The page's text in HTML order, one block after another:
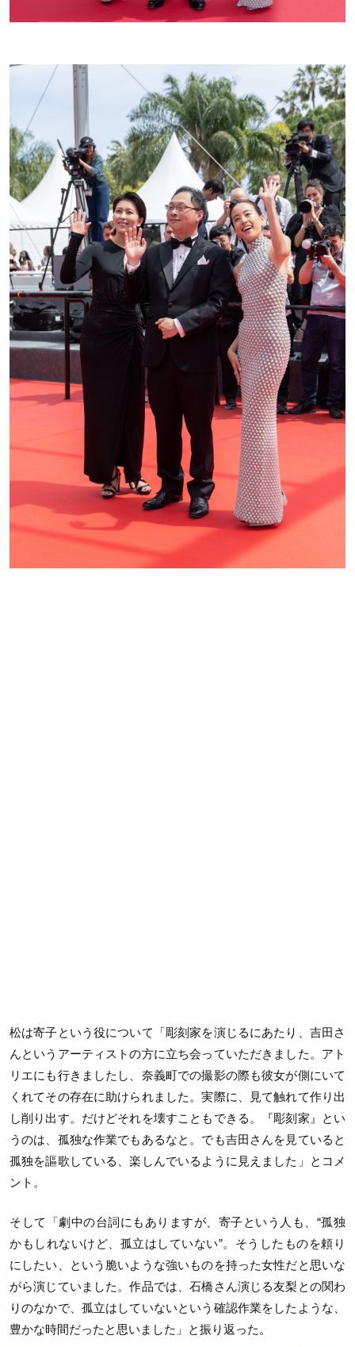
松は寄子という役について「彫刻家を演じるにあたり、吉田さ
んというアーティストの方に立ち会っていただきました。アト
リエにも行きましたし、奈義町での撮影の際も彼女が側にいて
くれてその存在に助けられました。実際に、見て触れて作り出
し削り出す。だけどそれを壊すこともできる。『彫刻家』とい
うのは、孤独な作業でもあるなと。でも吉田さんを見ていると
孤独を謳歌している、楽しんでいるように見えました」とコメ
ント。
そして「劇中の台詞にもありますが、寄子という人も、“孤独
かもしれないけど、孤立はしていない”。そうしたものを頼り
にしたい、という脆いような強いものを持った女性だと思いな
がら演じていました。作品では、石橋さん演じる友梨との関わ
りのなかで、孤立はしていないという確認作業をしたような、
豊かな時間だったと思いました」と振り返った。